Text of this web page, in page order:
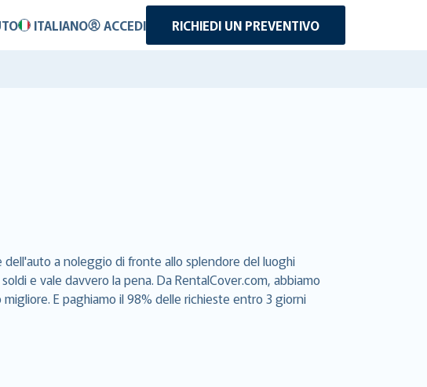
ITALIANO ACCEDI
RICHIEDI UN PREVENTIVO
dell'auto a noleggio di fronte allo splendore del luoghi
e vale davvero la pena. Da RentalCover.com, abbiamo
E paghiamo il 98% delle richieste entro 3 giorni